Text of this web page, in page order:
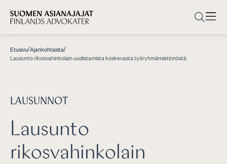
Etusivu/Ajankohtaista/
Lausunto rikosvahinkolain uudistamista koskevasta työryhmämietinnöstä
LAUSUNNOT
Lausunto
rikosvahinkolain